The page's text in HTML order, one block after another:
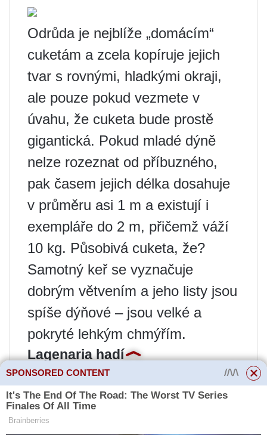
Odrůda je nejblíže „domácím“
cuketám a zcela kopíruje jejich
tvar s rovnými, hladkými okraji,
ale pouze pokud vezmete v
úvahu, že cuketa bude prostě
gigantická. Pokud mladé dýně
nelze rozeznat od příbuzného, ​​
pak časem jejich délka dosahuje
v průměru asi 1 m a existují i ​​
exempláře do 2 m, přičemž váží
10 kg. Působivá cuketa, že?
Samotný keř se vyznačuje
dobrým větvením a jeho listy jsou
spíše dýňové – jsou velké a
pokryté lehkým chmýřím.
Lagenaria hadí
SPONSORED CONTENT